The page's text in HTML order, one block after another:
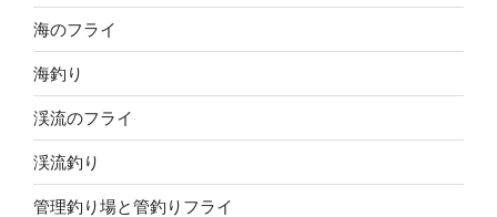
海のフライ
海釣り
渓流のフライ
渓流釣り
管理釣り場と管釣りフライ